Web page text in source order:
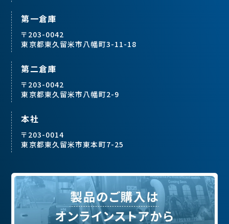
第一倉庫
〒203-0042
東京都東久留米市八幡町3-11-18
第二倉庫
〒203-0042
東京都東久留米市八幡町2-9
本社
〒203-0014
東京都東久留米市東本町7-25